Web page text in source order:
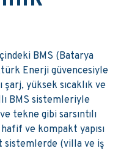
BMS (Batarya
Enerji güvencesiyle
şarj, yüksek sıcaklık ve
BMS sistemleriyle
tekne gibi sarsıntılı
ve kompakt yapısı
sistemlerde (villa ve iş